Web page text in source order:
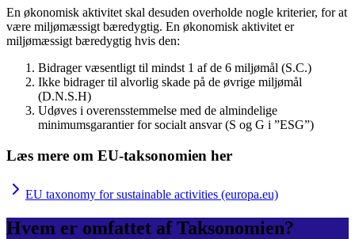
En økonomisk aktivitet skal desuden overholde nogle kriterier, for at
være miljømæssigt bæredygtig. En økonomisk aktivitet er
miljømæssigt bæredygtig hvis den:
Bidrager væsentligt til mindst 1 af de 6 miljømål (S.C.)
Ikke bidrager til alvorlig skade på de øvrige miljømål
(D.N.S.H)
Udøves i overensstemmelse med de almindelige
minimumsgarantier for socialt ansvar (S og G i ”ESG”)
Læs mere om EU-taksonomien her
EU taxonomy for sustainable activities (europa.eu)
Hvem er omfattet af Taksonomien?